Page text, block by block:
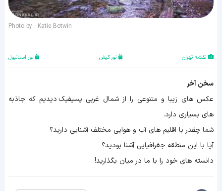
Photo by : Katie Botwin
نقشه تهران تور کیش تور استانبول
سخن آخر
عکس های زیبا و متنوعی را از شمال غربی پسیفیک دیدیم که جاذبه
های بسیاری دارد.
شما چقدر با اقلیم های آب و هوایی مختلف آشنایی دارید؟
آیا با این منطقه جغرافیایی آشنا بودید؟
دانسته های خود را با ما در میان بگذارید!